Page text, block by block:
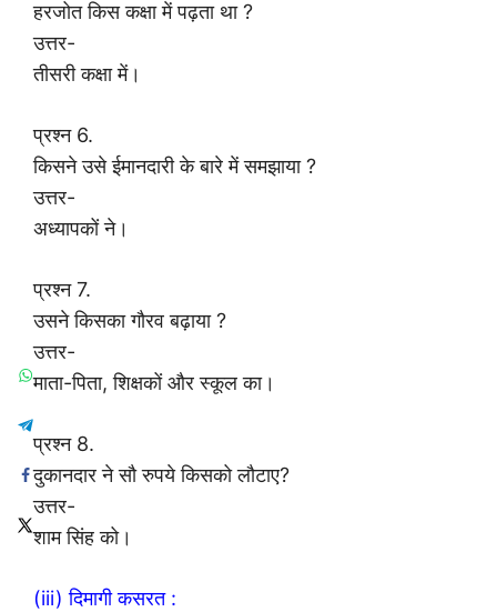
हरजोत किस कक्षा में पढ़ता था ?
उत्तर-
तीसरी कक्षा में।
प्रश्न 6.
किसने उसे ईमानदारी के बारे में समझाया ?
उत्तर-
अध्यापकों ने।
प्रश्न 7.
उसने किसका गौरव बढ़ाया ?
उत्तर-
माता-पिता, शिक्षकों और स्कूल का।
प्रश्न 8.
दुकानदार ने सौ रुपये किसको लौटाए?
उत्तर-
शाम सिंह को।
(iii) दिमागी कसरत :